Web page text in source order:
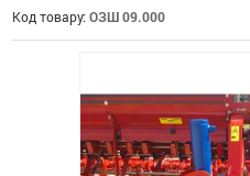
Код товару: ОЗШ 09.000